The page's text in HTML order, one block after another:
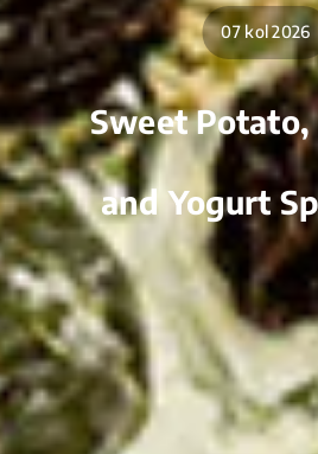
07 kol 2026
Sweet Potato,
and Yogurt